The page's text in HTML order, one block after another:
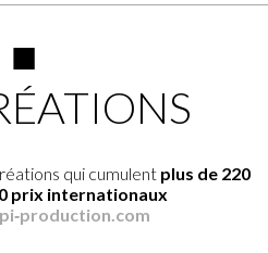
■
qui cumulent plus de 220
prix internationaux